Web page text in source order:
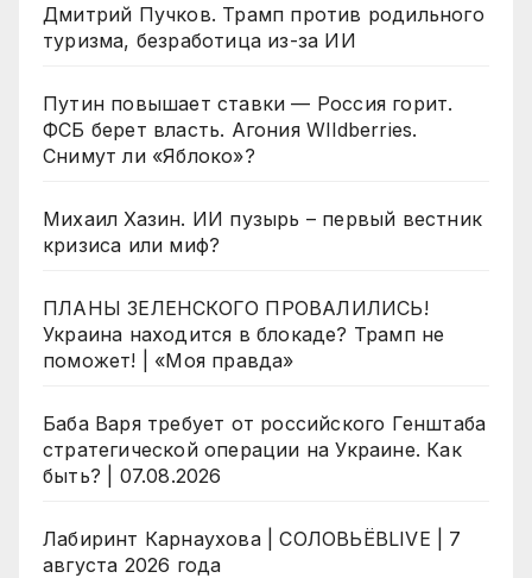
Дмитрий Пучков. Трамп против родильного
туризма, безработица из-за ИИ
Путин повышает ставки — Россия горит.
ФСБ берет власть. Агония WIldberries.
Снимут ли «Яблоко»?
Михаил Хазин. ИИ пузырь – первый вестник
кризиса или миф?
ПЛАНЫ ЗЕЛЕНСКОГО ПРОВАЛИЛИСЬ!
Украина находится в блокаде? Трамп не
поможет! | «Моя правда»
Баба Варя требует от российского Генштаба
стратегической операции на Украине. Как
быть? | 07.08.2026
Лабиринт Карнаухова | СОЛОВЬЁВLIVE | 7
августа 2026 года